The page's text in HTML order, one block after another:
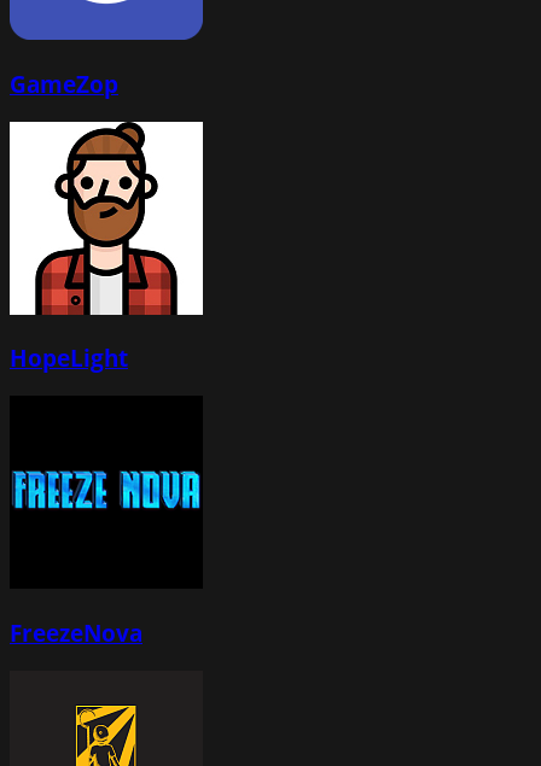
GameZop
HopeLight
FreezeNova